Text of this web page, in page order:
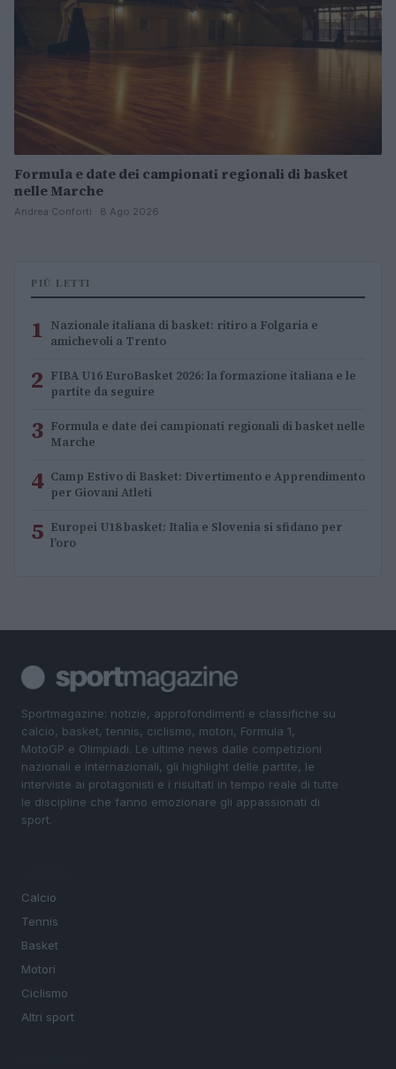
Formula e date dei campionati regionali di basket
nelle Marche
Andrea Conforti · 8 Ago 2026
PIÙ LETTI
1 Nazionale italiana di basket: ritiro a Folgaria e
amichevoli a Trento
2 FIBA U16 EuroBasket 2026: la formazione italiana e le
partite da seguire
3 Formula e date dei campionati regionali di basket nelle
Marche
4 Camp Estivo di Basket: Divertimento e Apprendimento
per Giovani Atleti
5 Europei U18 basket: Italia e Slovenia si sfidano per
l’oro
Sportmagazine: notizie, approfondimenti e classifiche su
calcio, basket, tennis, ciclismo, motori, Formula 1,
MotoGP e Olimpiadi. Le ultime news dalle competizioni
nazionali e internazionali, gli highlight delle partite, le
interviste ai protagonisti e i risultati in tempo reale di tutte
le discipline che fanno emozionare gli appassionati di
sport.
Calcio
Tennis
Basket
Motori
Ciclismo
Altri sport